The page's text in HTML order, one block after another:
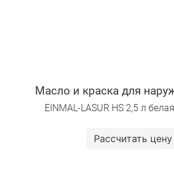
Масло и краска для
EINMAL-LASUR HS 2,5 л
Рассчитать цену